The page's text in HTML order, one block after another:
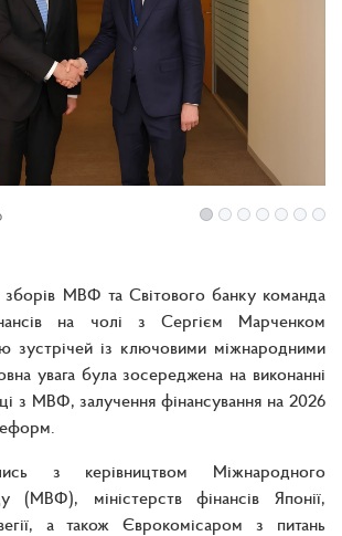
зборів МВФ та Світового банку команда
на чолі з Сергієм Марченком
зустрічей із ключовими міжнародними
увага була зосереджена на виконанні
з МВФ, залучення фінансування на 2026
з керівництвом Міжнародного
(МВФ), міністерств фінансів Японії,
а також Єврокомісаром з питань